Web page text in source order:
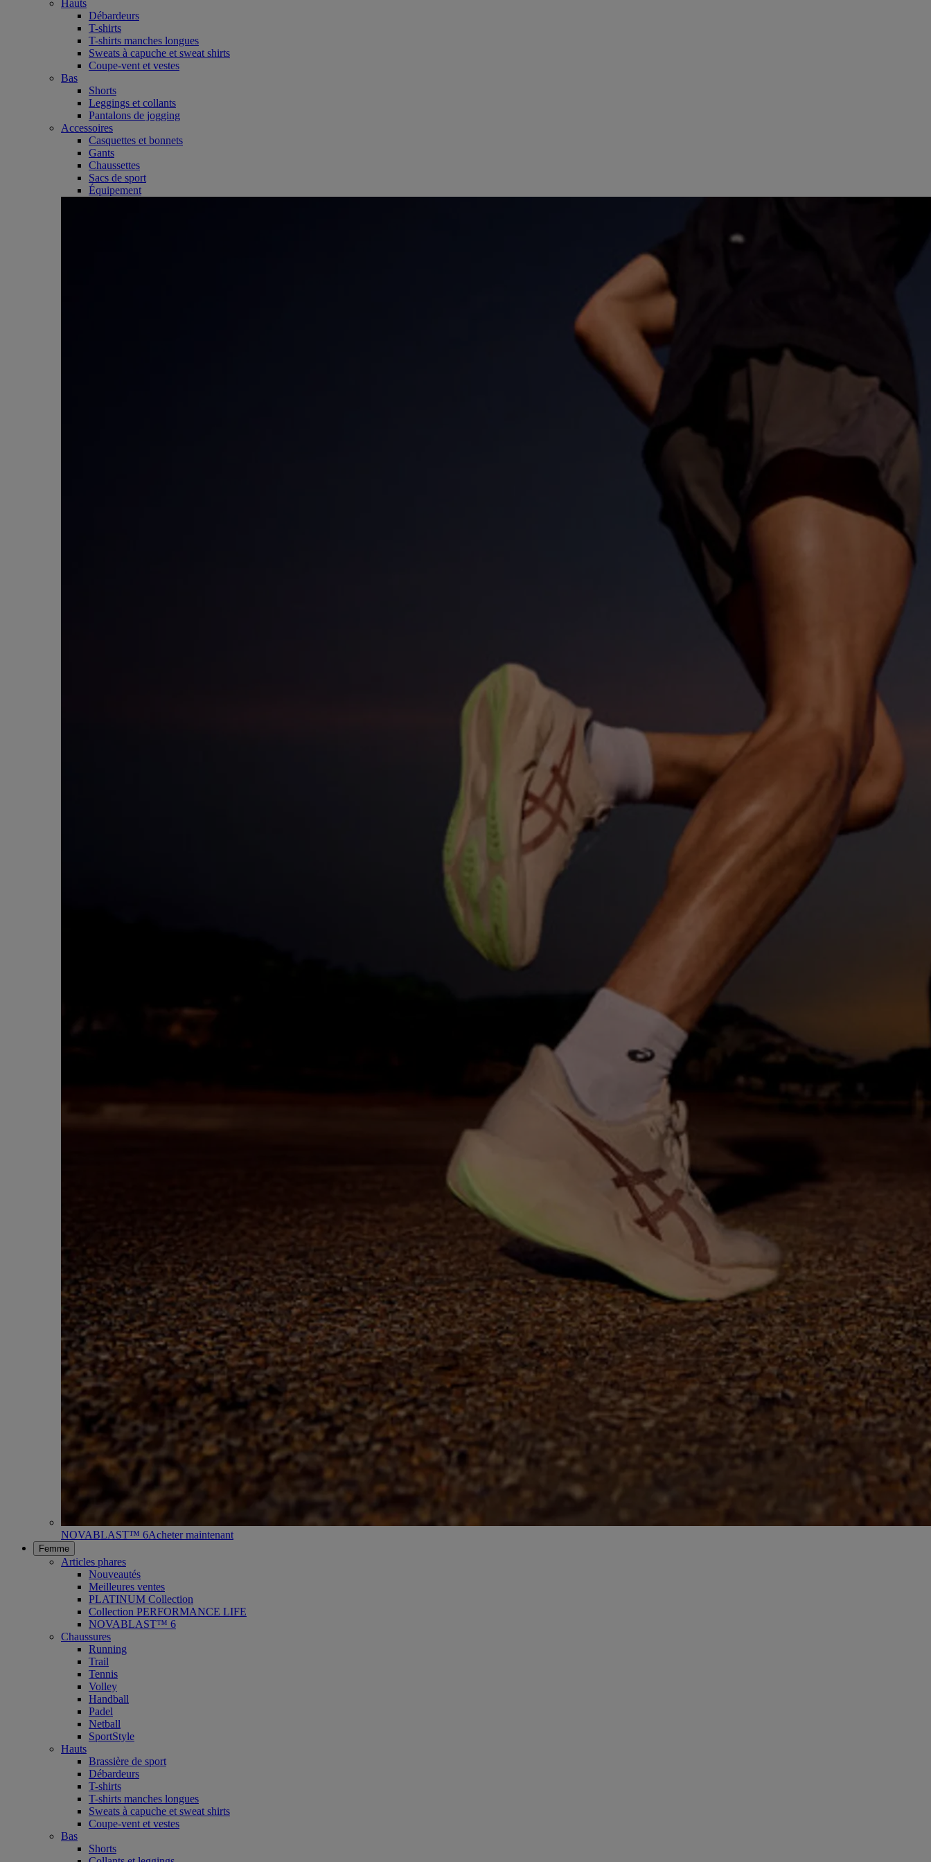
Hauts
Débardeurs
T-shirts
T-shirts manches longues
Sweats à capuche et sweat shirts
Coupe-vent et vestes
Bas
Shorts
Leggings et collants
Pantalons de jogging
Accessoires
Casquettes et bonnets
Gants
Chaussettes
Sacs de sport
Équipement
NOVABLAST™ 6Acheter maintenant
Femme
Articles phares
Nouveautés
Meilleures ventes
PLATINUM Collection
Collection PERFORMANCE LIFE
NOVABLAST™ 6
Chaussures
Running
Trail
Tennis
Volley
Handball
Padel
Netball
SportStyle
Hauts
Brassière de sport
Débardeurs
T-shirts
T-shirts manches longues
Sweats à capuche et sweat shirts
Coupe-vent et vestes
Bas
Shorts